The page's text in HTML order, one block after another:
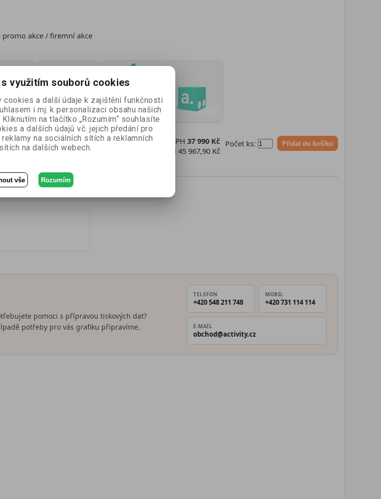
akce / firemní akce
Počet ks: Přidat do košíku
cena bez DPH 37 990 Kč
cena s DPH 45 967,90 Kč
pomoci s přípravou tiskových dat?
potřeby pro vás grafiku připravíme.
TELEFON
+420 548 211 748
MOBIL
+420 731 114 114
E-MAIL
obchod@activity.cz
využitím souborů cookies
cookies a další údaje k zajištění funkčnosti
i mj. k personalizaci obsahu našich
na tlačítko „Rozumím“ souhlasíte
a dalších údajů vč. jejich předání pro
na sociálních sítích a reklamních
sítích na dalších webech.
vše Rozumím